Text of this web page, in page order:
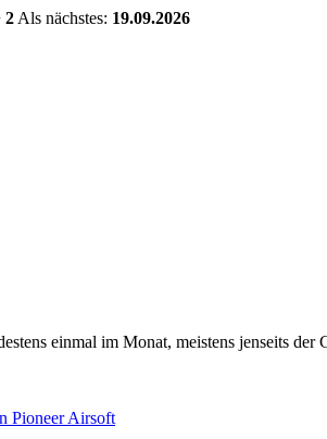
2 Als nächstes: 19.09.2026
einmal im Monat, meistens jenseits